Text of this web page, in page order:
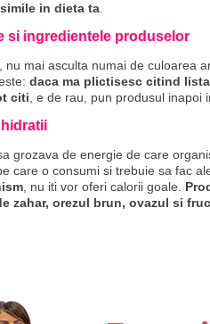
in dieta ta
si ingredientele produselor
nu mai asculta numai de culoarea
daca ma plictisesc citind
citi , e de rau, pun produsul inapoi
grozava de energie de care
care o consumi si trebuie sa fac
, nu iti vor oferi calorii goale.
zahar, orezul brun, ovazul si